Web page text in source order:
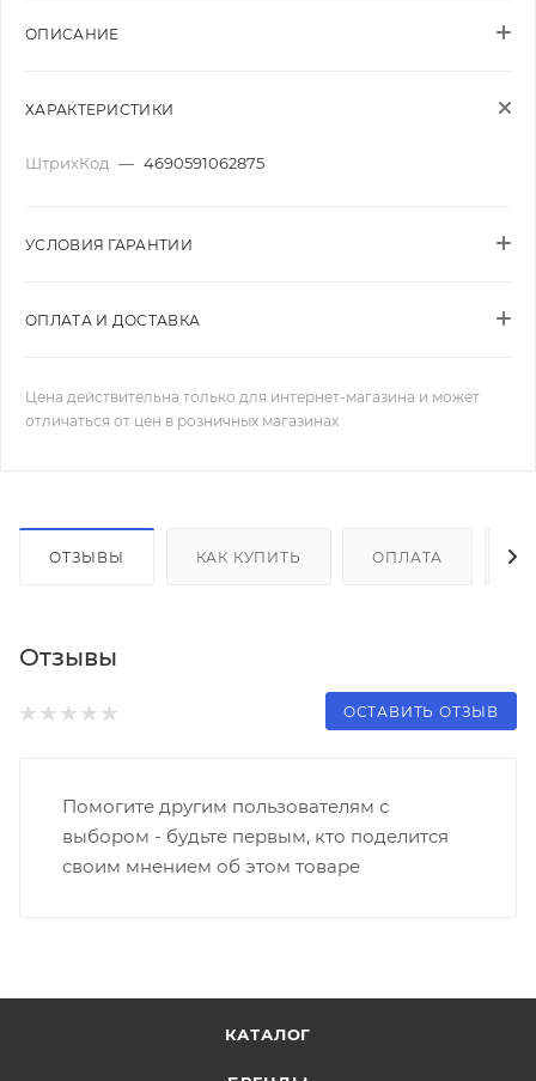
ОПИСАНИЕ
ХАРАКТЕРИСТИКИ
ШтрихКод — 4690591062875
УСЛОВИЯ ГАРАНТИИ
ОПЛАТА И ДОСТАВКА
Цена действительна только для интернет-магазина и может
отличаться от цен в розничных магазинах
ОТЗЫВЫ КАК КУПИТЬ ОПЛАТА
Отзывы
ОСТАВИТЬ ОТЗЫВ
Помогите другим пользователям с
выбором - будьте первым, кто поделится
своим мнением об этом товаре
КАТАЛОГ